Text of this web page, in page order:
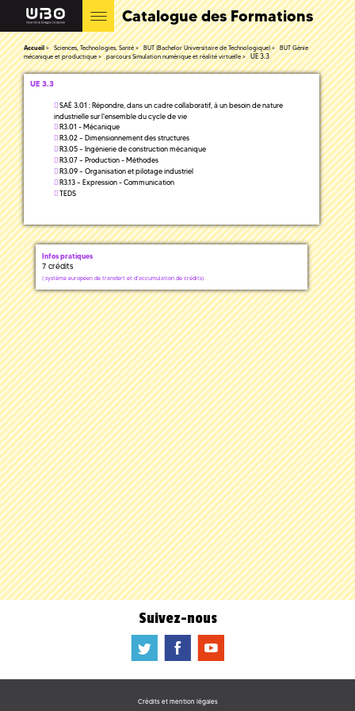
Catalogue des Formations
Accueil Sciences, Technologies, Santé BUT (Bachelor Universitaire de Technologique)
BUT Génie
mécanique et productique
parcours Simulation numérique et réalité virtuelle UE 3.3
UE 3.3
SAÉ 3.01 : Répondre, dans un cadre collaboratif, à un besoin de nature
industrielle sur l'ensemble du cycle de vie
R3.01 - Mécanique
R3.02 – Dimensionnement des structures
R3.05 – Ingénierie de construction mécanique
R3.07 – Production - Méthodes
R3.09 – Organisation et pilotage industriel
R3.13 – Expression - Communication
TEDS
Infos pratiques
7 crédits
( système européen de transfert et d'accumulation de crédits)
Suivez-nous
a b f
Crédits et mention légales